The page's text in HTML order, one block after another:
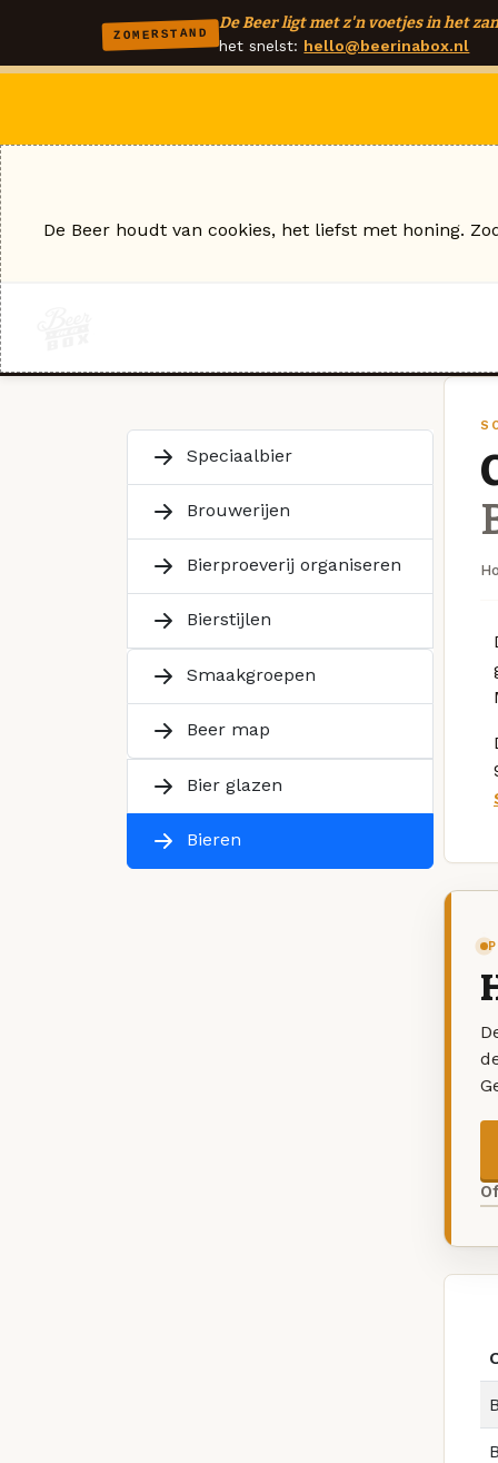
ZOMERSTAND
De Beer ligt met z'n voetjes in het
het snelst: hello@beerinabox.nl
Speciaalbier
Brouwerijen
Bierproeverij organiseren
Bierstijlen
Smaakgroepen
Beer map
Bier glazen
Bieren
De Beer houdt van cookies, het liefst met honing.